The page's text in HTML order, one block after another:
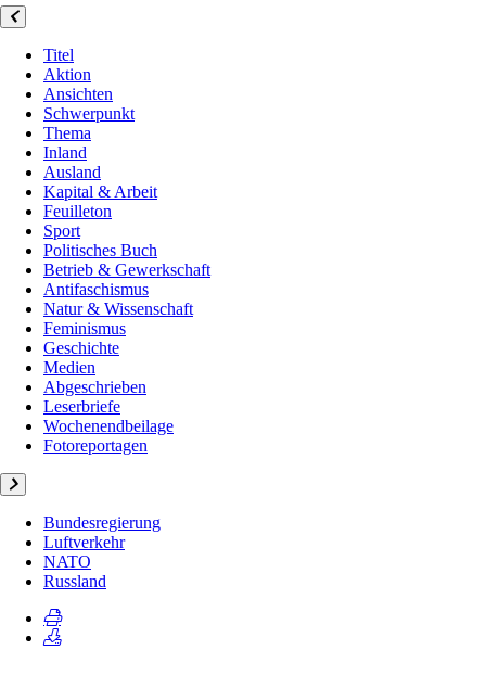
Titel
Aktion
Ansichten
Schwerpunkt
Thema
Inland
Ausland
Kapital & Arbeit
Feuilleton
Sport
Politisches Buch
Betrieb & Gewerkschaft
Antifaschismus
Natur & Wissenschaft
Feminismus
Geschichte
Medien
Abgeschrieben
Leserbriefe
Wochenendbeilage
Fotoreportagen
Bundesregierung
Luftverkehr
NATO
Russland